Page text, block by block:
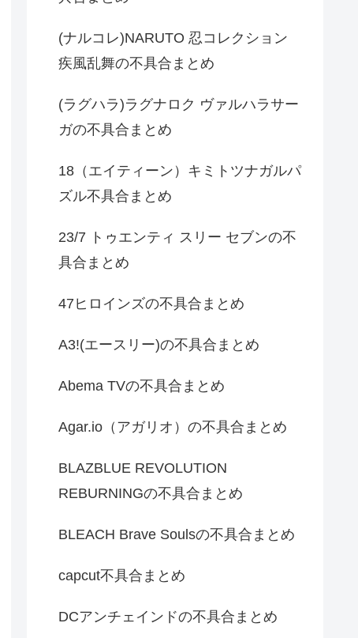
(ナルコレ)NARUTO 忍コレクション
疾風乱舞の不具合まとめ
(ラグハラ)ラグナロク ヴァルハラサー
ガの不具合まとめ
18（エイティーン）キミトツナガルパ
ズル不具合まとめ
23/7 トゥエンティ スリー セブンの不
具合まとめ
47ヒロインズの不具合まとめ
A3!(エースリー)の不具合まとめ
Abema TVの不具合まとめ
Agar.io（アガリオ）の不具合まとめ
BLAZBLUE REVOLUTION
REBURNINGの不具合まとめ
BLEACH Brave Soulsの不具合まとめ
capcut不具合まとめ
DCアンチェインドの不具合まとめ